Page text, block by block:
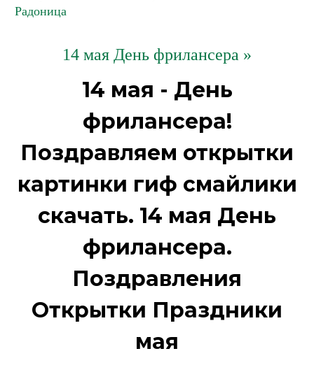
Радоница
14 мая День фрилансера »
14 мая - День
фрилансера!
Поздравляем открытки
картинки гиф смайлики
скачать. 14 мая День
фрилансера.
Поздравления
Открытки Праздники
мая